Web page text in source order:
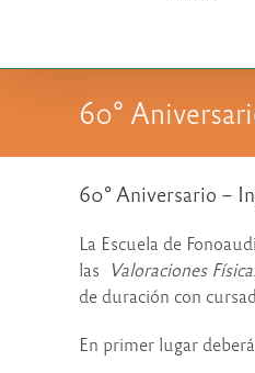
60°
60° Aniversario –
La Escuela de
las Valoraciones
de duración con
En primer lugar